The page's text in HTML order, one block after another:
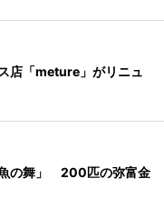
店「meture」がリニュ
の舞」 200匹の弥富金